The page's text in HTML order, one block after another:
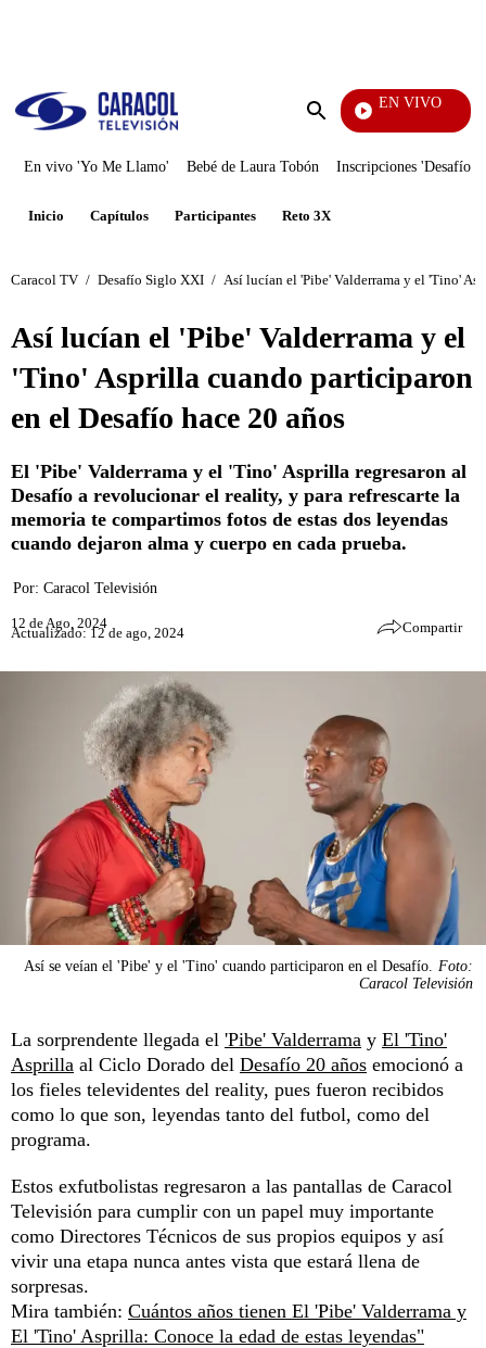
Enviar
EN VIVO
Televentas
En vivo 'Yo Me Llamo' Bebé de Laura Tobón Inscripciones 'Desafío'
Inicio Capítulos Participantes Reto 3X
Caracol TV / Desafío Siglo XXI / Así lucían el 'Pibe' Valderrama y el 'Tino'
Así lucían el 'Pibe' Valderrama y el
'Tino' Asprilla cuando participaron
en el Desafío hace 20 años
El 'Pibe' Valderrama y el 'Tino' Asprilla regresaron al
Desafío a revolucionar el reality, y para refrescarte la
memoria te compartimos fotos de estas dos leyendas
cuando dejaron alma y cuerpo en cada prueba.
Por: Caracol Televisión
12 de Ago, 2024
Actualizado: 12 de ago, 2024 Compartir
Así se veían el 'Pibe' y el 'Tino' cuando participaron en el Desafío.
Foto:
Caracol Televisión
La sorprendente llegada el 'Pibe' Valderrama y El 'Tino'
Asprilla al Ciclo Dorado del Desafío 20 años emocionó a
los fieles televidentes del reality, pues fueron recibidos
como lo que son, leyendas tanto del futbol, como del
programa.
Estos exfutbolistas regresaron a las pantallas de Caracol
Televisión para cumplir con un papel muy importante
como Directores Técnicos de sus propios equipos y así
vivir una etapa nunca antes vista que estará llena de
sorpresas.
Mira también: Cuántos años tienen El 'Pibe' Valderrama y
El 'Tino' Asprilla: Conoce la edad de estas leyendas"